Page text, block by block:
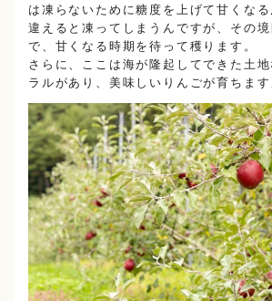
は凍らないために糖度を上げて甘くな
違えると凍ってしまうんですが、その
で、甘くなる時期を待って穫ります。
さらに、ここは海が隆起してできた土
ラルがあり、美味しいりんごが育ちます